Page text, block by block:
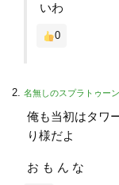
いわ
0
名無しのスプラトゥーン
俺も当初はタワ
り様だよ
お も ん な